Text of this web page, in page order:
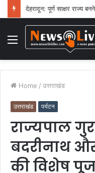
देहरादून: फर्जी वोटरों के मुद्दे
Menu
Home / उत्तराखंड
उत्तराखंड पर्यटन
राज्यपाल
बदरीनाथ
की विशेष